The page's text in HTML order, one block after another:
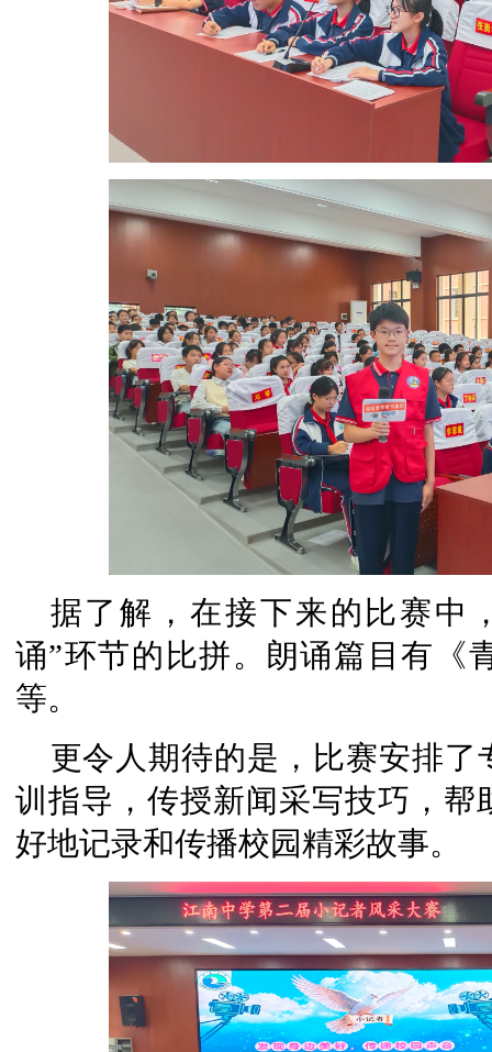
据了解，在接下来的比赛中
诵”环节的比拼。朗诵篇目有《
等。
更令人期待的是，比赛安排
训指导，传授新闻采写技巧，
好地记录和传播校园精彩故事。